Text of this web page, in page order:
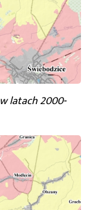
w latach 2000-